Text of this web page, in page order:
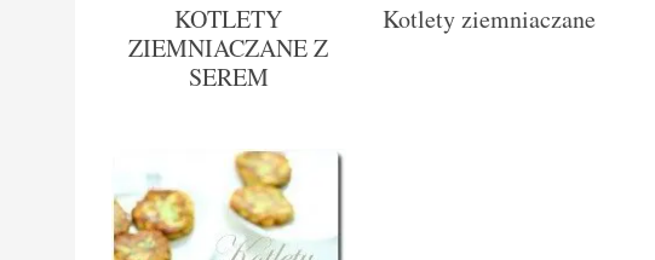
KOTLETY
ZIEMNIACZANE Z
SEREM
Kotlety ziemniaczane